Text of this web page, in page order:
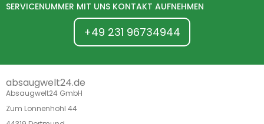
SERVICENUMMER MIT UNS KONTAKT AUFNEHMEN
+49 231 96734944
absaugwelt24.de
Absaugwelt24 GmbH
Zum Lonnenhohl 44